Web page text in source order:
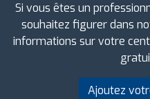
Si vous êtes un
souhaitez figurer dans
informations sur votre
Ajoutez